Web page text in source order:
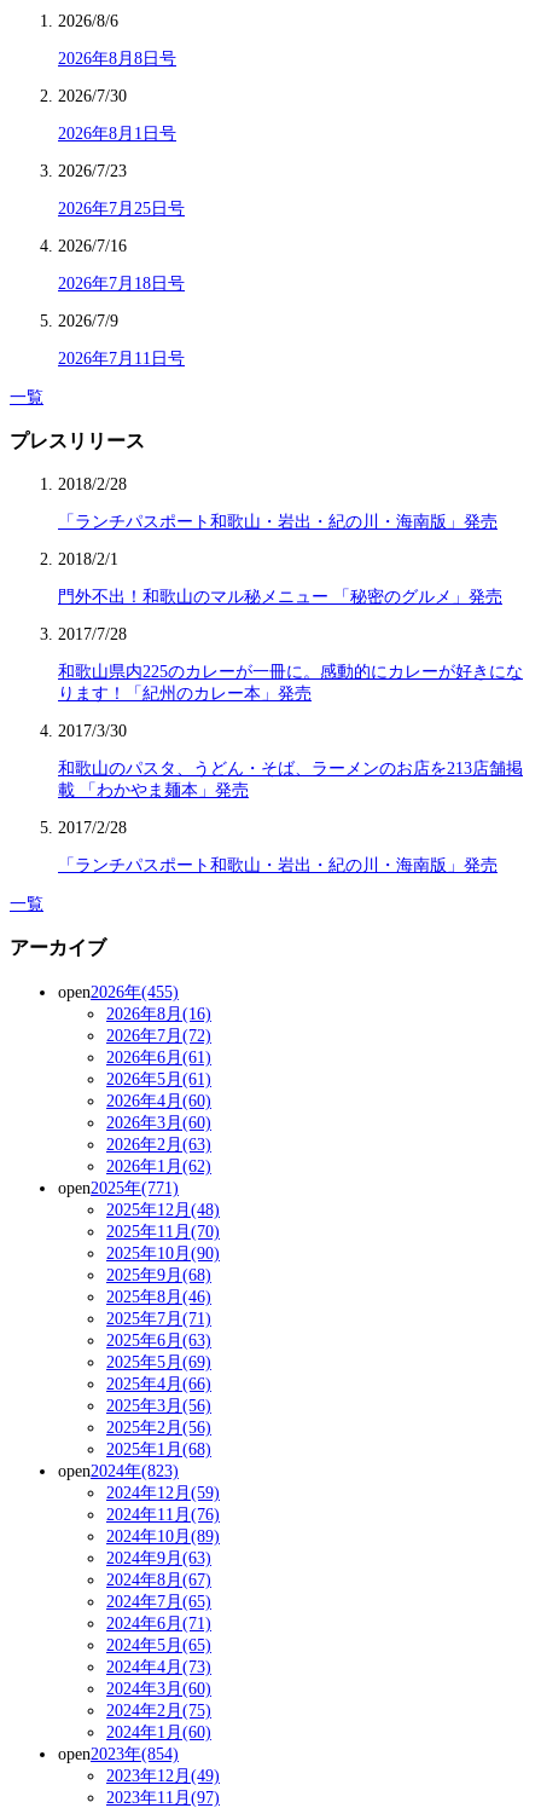
2026/8/6
2026年8月8日号
2026/7/30
2026年8月1日号
2026/7/23
2026年7月25日号
2026/7/16
2026年7月18日号
2026/7/9
2026年7月11日号
一覧
プレスリリース
2018/2/28
「ランチパスポート和歌山・岩出・紀の川・海南版」発売
2018/2/1
門外不出！和歌山のマル秘メニュー 「秘密のグルメ」発売
2017/7/28
和歌山県内225のカレーが一冊に。感動的にカレーが好きにな
ります！「紀州のカレー本」発売
2017/3/30
和歌山のパスタ、うどん・そば、ラーメンのお店を213店舗掲
載 「わかやま麺本」発売
2017/2/28
「ランチパスポート和歌山・岩出・紀の川・海南版」発売
一覧
アーカイブ
open2026年(455)
2026年8月(16)
2026年7月(72)
2026年6月(61)
2026年5月(61)
2026年4月(60)
2026年3月(60)
2026年2月(63)
2026年1月(62)
open2025年(771)
2025年12月(48)
2025年11月(70)
2025年10月(90)
2025年9月(68)
2025年8月(46)
2025年7月(71)
2025年6月(63)
2025年5月(69)
2025年4月(66)
2025年3月(56)
2025年2月(56)
2025年1月(68)
open2024年(823)
2024年12月(59)
2024年11月(76)
2024年10月(89)
2024年9月(63)
2024年8月(67)
2024年7月(65)
2024年6月(71)
2024年5月(65)
2024年4月(73)
2024年3月(60)
2024年2月(75)
2024年1月(60)
open2023年(854)
2023年12月(49)
2023年11月(97)